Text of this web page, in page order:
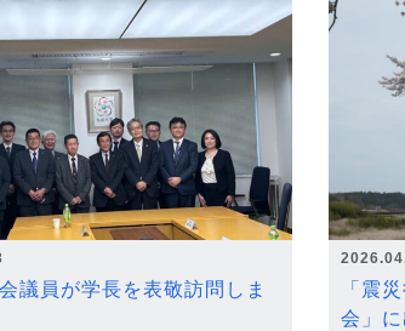
議員が学長を表敬訪問しま
「震
会」